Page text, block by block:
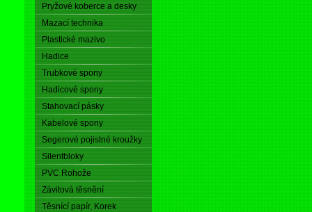
Pryžové koberce a desky
Mazací technika
Plastické mazivo
Hadice
Trubkové spony
Hadicové spony
Stahovací pásky
Kabelové spony
Segerové pojistné kroužky
Silentbloky
PVC Rohože
Závitová těsnění
Těsnící papír, Korek